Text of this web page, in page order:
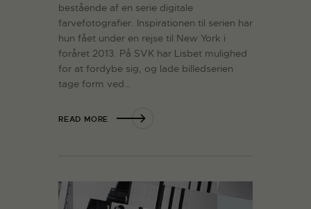
bestående af en serie digitale
farvefotografier. Inspirationen til serien har
hun fået under en rejse til New York i
foråret 2013. På SVK har Lisbet mulighed
for at fordybe sig, og lade billedserien
tage form ved…
READ MORE